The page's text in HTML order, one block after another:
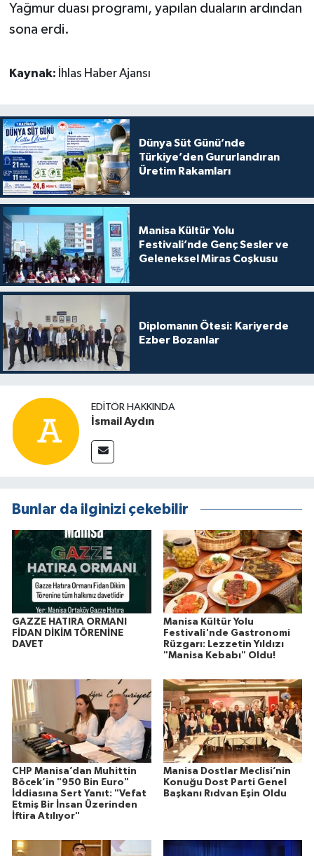
Yağmur duası programı, yapılan duaların ardından
sona erdi.
Kaynak: İhlas Haber Ajansı
Dünya Süt Günü’nde
Türkiye’den Gururlandıran
Üretim Rakamları
Manisa Kültür Yolu
Festivali’nde Genç Sesler ve
Geleneksel Miras Coşkusu
Diplomanın Ötesi: Kariyerde
Ezber Bozanlar
EDITÖR HAKKINDA
İsmail Aydın
Bunlar da ilginizi çekebilir
GAZZE HATIRA ORMANI
FİDAN DİKİM TÖRENİNE
DAVET
Manisa Kültür Yolu
Festivali'nde Gastronomi
Rüzgarı: Lezzetin Yıldızı
"Manisa Kebabı" Oldu!
CHP Manisa’dan Muhittin
Böcek’in "950 Bin Euro"
İddiasına Sert Yanıt: "Vefat
Etmiş Bir İnsan Üzerinden
İftira Atılıyor"
Manisa Dostlar Meclisi’nin
Konuğu Dost Parti Genel
Başkanı Rıdvan Eşin Oldu